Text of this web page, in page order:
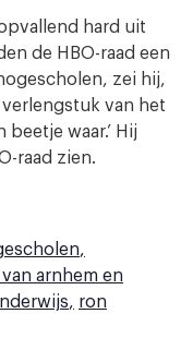
hard uit
de HBO-raad een
zei hij,
van het
beetje waar.’ Hij
raad zien.
arnhem en
ron